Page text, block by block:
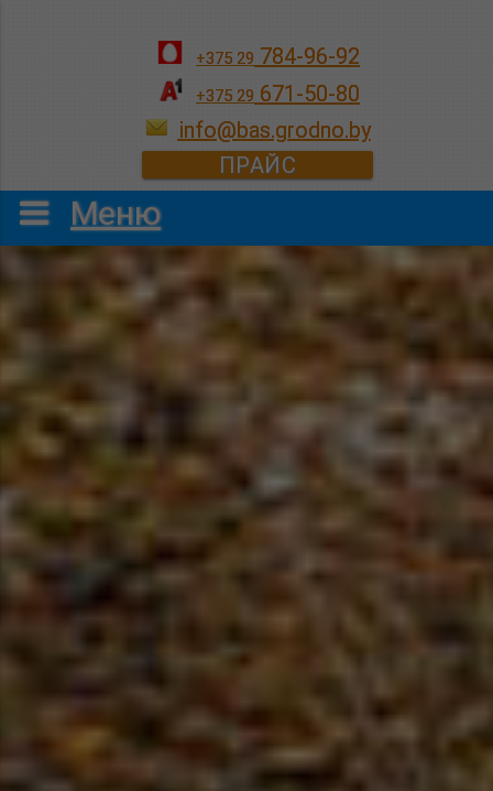
+375 29 784-96-92
+375 29 671-50-80
info@bas.grodno.by
ПРАЙС
Меню